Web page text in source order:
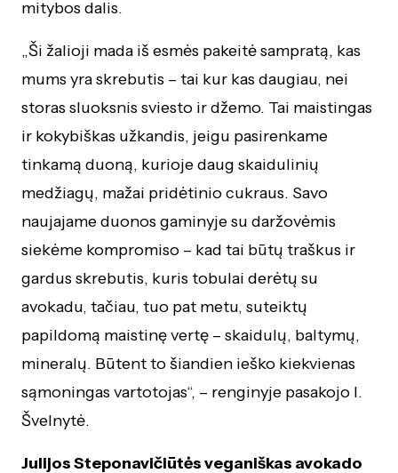
mitybos dalis.
„Ši žalioji mada iš esmės pakeitė sampratą, kas
mums yra skrebutis – tai kur kas daugiau, nei
storas sluoksnis sviesto ir džemo. Tai maistingas
ir kokybiškas užkandis, jeigu pasirenkame
tinkamą duoną, kurioje daug skaidulinių
medžiagų, mažai pridėtinio cukraus. Savo
naujajame duonos gaminyje su daržovėmis
siekėme kompromiso – kad tai būtų traškus ir
gardus skrebutis, kuris tobulai derėtų su
avokadu, tačiau, tuo pat metu, suteiktų
papildomą maistinę vertę – skaidulų, baltymų,
mineralų. Būtent to šiandien ieško kiekvienas
sąmoningas vartotojas“, – renginyje pasakojo I.
Švelnytė.
Julijos Steponavičiūtės veganiškas avokado